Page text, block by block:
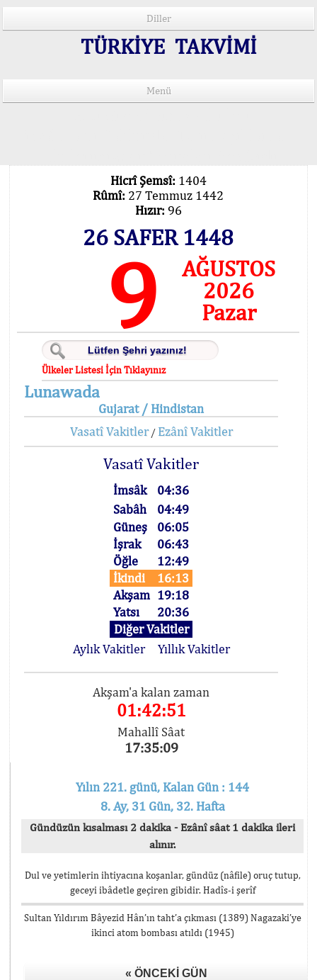
Diller
TÜRKİYE TAKVİMİ
Menü
Hicrî Şemsî: 1404
Rûmî: 27 Temmuz 1442
Hızır: 96
26 SAFER 1448
9
AĞUSTOS
2026
Pazar
Ülkeler Listesi İçin Tıklayınız
Lunawada
Gujarat / Hindistan
Vasatî Vakitler/ Ezânî Vakitler
Vasatî Vakitler
İmsâk
04:36
Sabâh
04:49
Güneş
06:05
İşrak
06:43
Öğle
12:49
İkindi
16:13
Akşam 19:18
Yatsı
20:36
Diğer Vakitler
Aylık Vakitler
Yıllık Vakitler
Akşam'a kalan zaman
01:42:51
Mahallî Sâat
17:35:09
Yılın 221. günü, Kalan Gün : 144
8. Ay, 31 Gün, 32. Hafta
Gündüzün kısalması 2 dakika - Ezânî sâat 1 dakika ileri
alınır.
Dul ve yetimlerin ihtiyacına koşanlar, gündüz (nâfile) oruç tutup,
geceyi ibâdetle geçiren gibidir. Hadîs-i şerîf
Sultan Yıldırım Bâyezid Hân’ın taht’a çıkması (1389) Nagazaki’ye
ikinci atom bombası atıldı (1945)
« ÖNCEKI GÜN